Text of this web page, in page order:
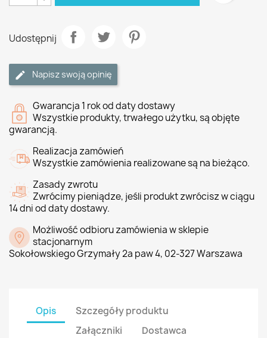
Udostępnij
Napisz swoją opinię
Gwarancja 1 rok od daty dostawy
Wszystkie produkty, trwałego użytku, są objęte
gwarancją.
Realizacja zamówień
Wszystkie zamówienia realizowane są na bieżąco.
Zasady zwrotu
Zwrócimy pieniądze, jeśli produkt zwrócisz w ciągu
14 dni od daty dostawy.
Możliwość odbioru zamówienia w sklepie
stacjonarnym
Sokołowskiego Grzymały 2a paw 4, 02-327 Warszawa
Opis
Szczegóły produktu
Załączniki
Dostawca